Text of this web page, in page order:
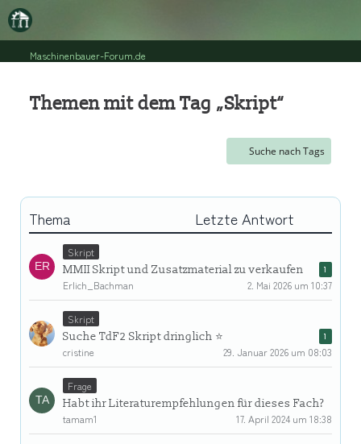
Maschinenbauer-Forum.de
Themen mit dem Tag „Skript“
Suche nach Tags
Thema Letzte Antwort
Skript
MMII Skript und Zusatzmaterial zu verkaufen
1
Erlich_Bachman 2. Mai 2026 um 10:37
Skript
Suche TdF2 Skript dringlich ⭐️
1
cristine 29. Januar 2026 um 08:03
Frage
Habt ihr Literaturempfehlungen für dieses Fach?
tamam1
17. April 2024 um 18:38